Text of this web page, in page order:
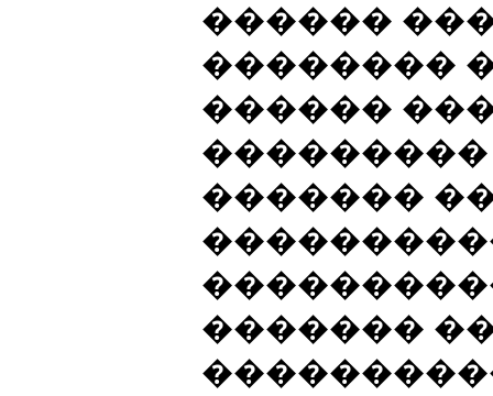
������
��������
������
�������
�������